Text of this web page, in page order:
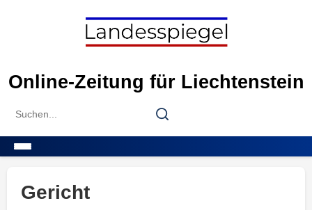
Online-Zeitung für Liechtenstein
Search
Search
Gericht